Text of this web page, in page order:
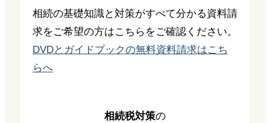
相続の基礎知識と対策がすべて分かる資料請
求をご希望の方はこちらをご確認ください。
DVDとガイドブックの無料資料請求はこち
らへ
相続税対策の